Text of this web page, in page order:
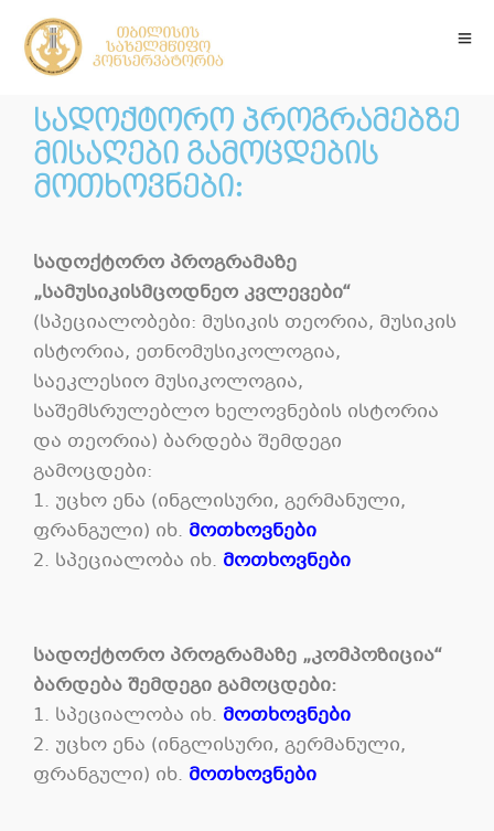
სადოქტორო პროგრამებზე
მისაღები გამოცდების
მოთხოვნები:
სადოქტორო პროგრამაზე
„სამუსიკისმცოდნეო კვლევები“
(სპეციალობები: მუსიკის თეორია, მუსიკის
ისტორია, ეთნომუსიკოლოგია,
საეკლესიო მუსიკოლოგია,
საშემსრულებლო ხელოვნების ისტორია
და თეორია) ბარდება შემდეგი
გამოცდები:
1. უცხო ენა (ინგლისური, გერმანული,
ფრანგული) იხ. მოთხოვნები
2. სპეციალობა იხ. მოთხოვნები
სადოქტორო პროგრამაზე „კომპოზიცია“
ბარდება შემდეგი გამოცდები:
1. სპეციალობა იხ. მოთხოვნები
2. უცხო ენა (ინგლისური, გერმანული,
ფრანგული) იხ. მოთხოვნები